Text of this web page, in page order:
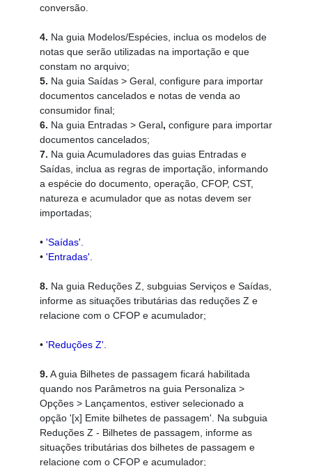
conversão.
4. Na guia Modelos/Espécies, inclua os modelos de
notas que serão utilizadas na importação e que
constam no arquivo;
5. Na guia Saídas > Geral, configure para importar
documentos cancelados e notas de venda ao
consumidor final;
6. Na guia Entradas > Geral, configure para importar
documentos cancelados;
7. Na guia Acumuladores das guias Entradas e
Saídas, inclua as regras de importação, informando
a espécie do documento, operação, CFOP, CST,
natureza e acumulador que as notas devem ser
importadas;
• 'Saídas'.
• 'Entradas'.
8. Na guia Reduções Z, subguias Serviços e Saídas,
informe as situações tributárias das reduções Z e
relacione com o CFOP e acumulador;
• 'Reduções Z'.
9. A guia Bilhetes de passagem ficará habilitada
quando nos Parâmetros na guia Personaliza >
Opções > Lançamentos, estiver selecionado a
opção '[x] Emite bilhetes de passagem'. Na subguia
Reduções Z - Bilhetes de passagem, informe as
situações tributárias dos bilhetes de passagem e
relacione com o CFOP e acumulador;